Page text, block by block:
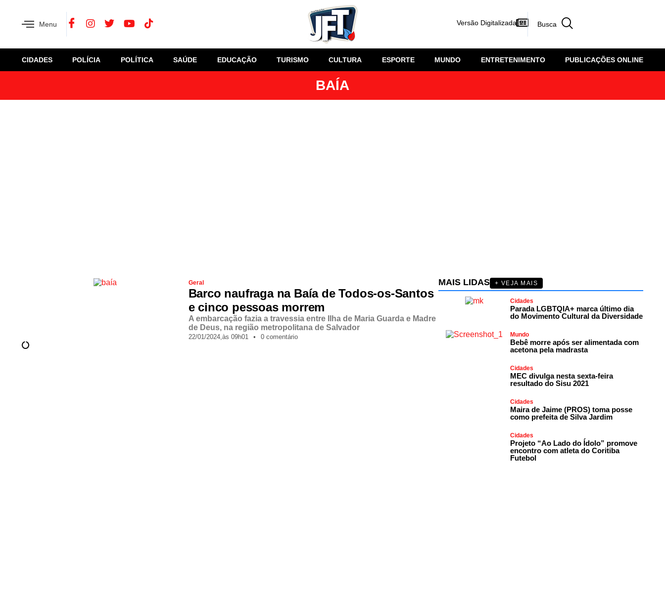
Menu Versão Digitalizada
CIDADES POLÍCIA POLÍTICA SAÚDE EDUCAÇÃO TURISMO CULTURA ESPORTE MUNDO ENTRETENIMENTO PUBLICAÇÕES ONLINE
BAÍA
Geral
Barco naufraga na Baía de Todos-os-Santos
e cinco pessoas morrem
A embarcação fazia a travessia entre Ilha de Maria Guarda e Madre
de Deus, na região metropolitana de Salvador
22/01/2024,às 09h01 • 0 comentário
MAIS LIDAS + VEJA MAIS
Cidades
Parada LGBTQIA+ marca último dia
do Movimento Cultural da Diversidade
Mundo
Bebê morre após ser alimentada com
acetona pela madrasta
Cidades
MEC divulga nesta sexta-feira
resultado do Sisu 2021
Cidades
Maira de Jaime (PROS) toma posse
como prefeita de Silva Jardim
Cidades
Projeto “Ao Lado do Ídolo” promove
encontro com atleta do Coritiba
Futebol